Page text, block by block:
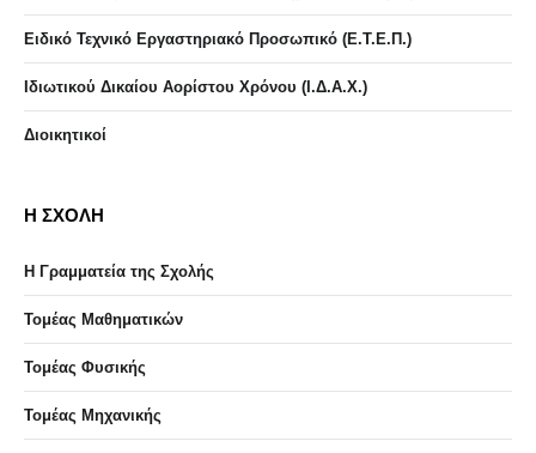
Ειδικό Τεχνικό Εργαστηριακό Προσωπικό (Ε.Τ.Ε.Π.)
Ιδιωτικού Δικαίου Αορίστου Χρόνου (Ι.Δ.Α.Χ.)
Διοικητικοί
Η ΣΧΟΛΗ
Η Γραμματεία της Σχολής
Τομέας Μαθηματικών
Τομέας Φυσικής
Τομέας Μηχανικής